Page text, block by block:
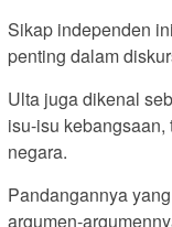
Sikap independen
penting dalam
Ulta juga dikenal
isu-isu
negara.
Pandangannya
argumen-